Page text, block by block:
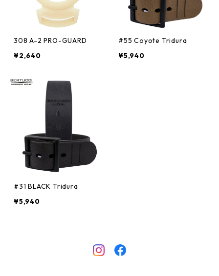
308 A-2 PRO-GUARD
¥2,640
#55 Coyote Tridura
¥5,940
#31 BLACK Tridura
¥5,940